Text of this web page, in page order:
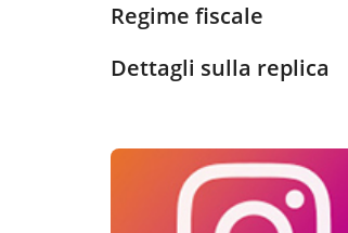
Regime fiscale
Dettagli sulla replica